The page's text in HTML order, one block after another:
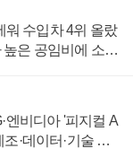
워 수입차 4위 올랐
높은 공임비에 소비
엔비디아 '피지컬 A
·데이터·기술 결